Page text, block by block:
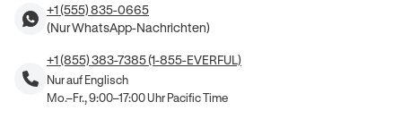
+1 (555) 835-0665
(Nur WhatsApp-Nachrichten)
+1 (855) 383-7385 (1-855-EVERFUL)
Nur auf Englisch
Mo.–Fr., 9:00–17:00 Uhr Pacific Time